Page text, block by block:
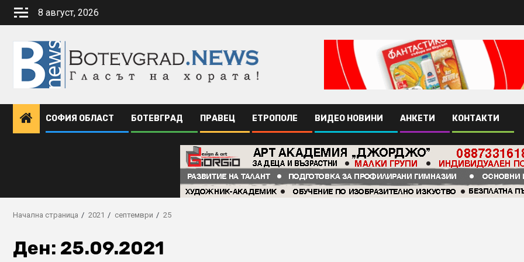
Skip
8 август, 2026
СОФИЯ ОБЛАСТ БОТЕВГРАД ПРАВЕЦ ЕТРОПОЛЕ ВИДЕО НОВИНИ АНКЕТИ КОНТАКТИ
Начална страница 2021 септември 25
Ден: 25.09.2021